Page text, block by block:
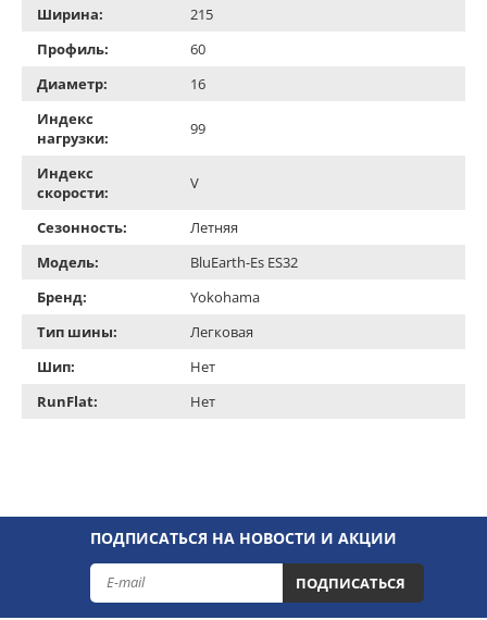
Ширина:
215
Профиль:
60
Диаметр:
16
Индекс
нагрузки:
99
Индекс
скорости:
V
Сезонность:
Летняя
Модель:
BluEarth-Es ES32
Бренд:
Yokohama
Тип шины:
Легковая
Шип:
Нет
RunFlat:
Нет
ПОДПИСАТЬСЯ НА НОВОСТИ И АКЦИИ
ПОДПИСАТЬСЯ